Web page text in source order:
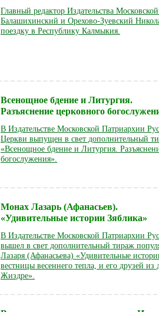
Главный редактор Издательства
Балашихинский и Орехово-Зуевский
поездку в Республику Калмыкия.
Всенощное бдение и Литургия.
Разъяснение церковного
В Издательстве Московской Патриархии
Церкви выпущен в свет дополнительный
«Всенощное бдение и Литургия.
богослужения».
Монах Лазарь (Афанасьев).
«Удивительные истории Зяблика»
В Издательстве Московской Патриархии
вышел в свет дополнительный тираж
Лазаря (Афанасьева) «Удивительные
вестницы весеннего тепла, и его друзей
Жиздре».